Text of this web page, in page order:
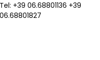
Tel: +39 06.68801136 +39
06.68801827